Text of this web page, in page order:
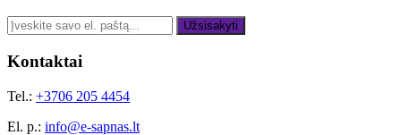
Užsisakyti
Kontaktai
Tel.: +3706 205 4454
El. p.: info@e-sapnas.lt